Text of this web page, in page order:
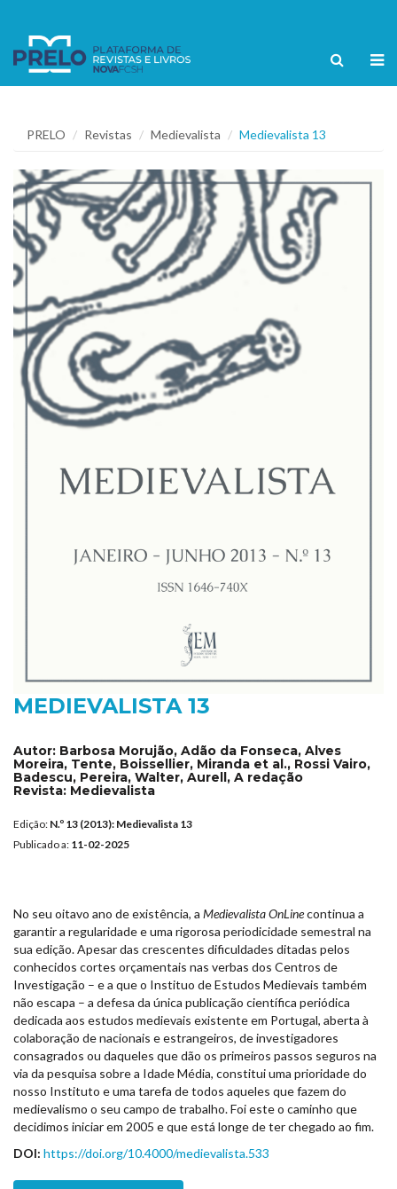
PRELO Revistas Medievalista Medievalista 13
MEDIEVALISTA 13
Autor: Barbosa Morujão, Adão da Fonseca, Alves
Moreira, Tente, Boissellier, Miranda et al., Rossi Vairo,
Badescu, Pereira, Walter, Aurell, A redação
Revista: Medievalista
Edição: N.º 13 (2013): Medievalista 13
Publicado a: 11-02-2025
No seu oitavo ano de existência, a Medievalista OnLinecontinua a
garantir a regularidade e uma rigorosa periodicidade semestral na
sua edição. Apesar das crescentes dificuldades ditadas pelos
conhecidos cortes orçamentais nas verbas dos Centros de
Investigação – e a que o Instituo de Estudos Medievais também
não escapa – a defesa da única publicação científica periódica
dedicada aos estudos medievais existente em Portugal, aberta à
colaboração de nacionais e estrangeiros, de investigadores
consagrados ou daqueles que dão os primeiros passos seguros na
via da pesquisa sobre a Idade Média, constitui uma prioridade do
nosso Instituto e uma tarefa de todos aqueles que fazem do
medievalismo o seu campo de trabalho. Foi este o caminho que
decidimos iniciar em 2005 e que está longe de ter chegado ao fim.
DOI: https://doi.org/10.4000/medievalista.533